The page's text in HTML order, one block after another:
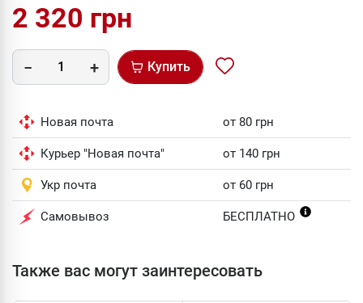
2 320 грн
Купить
Новая почта от 80 грн
Курьер "Новая почта" от 140 грн
Укр почта от 60 грн
Самовывоз БЕСПЛАТНО
Также вас могут заинтересовать